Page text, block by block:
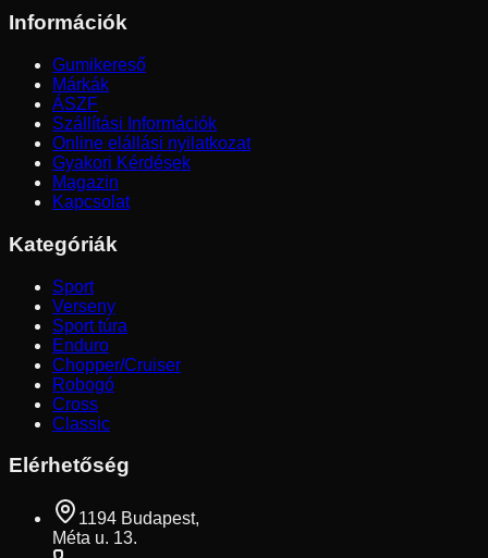
Információk
Gumikereső
Márkák
ÁSZF
Szállítási Információk
Online elállási nyilatkozat
Gyakori Kérdések
Magazin
Kapcsolat
Kategóriák
Sport
Verseny
Sport túra
Enduro
Chopper/Cruiser
Robogó
Cross
Classic
Elérhetőség
1194 Budapest,
Méta u. 13.